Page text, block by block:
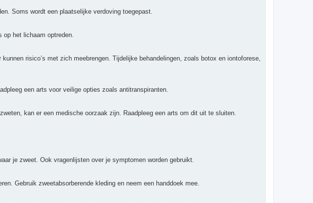
Soms wordt een plaatselijke verdoving toegepast.
op het lichaam optreden.
risico’s met zich meebrengen. Tijdelijke behandelingen, zoals botox en iontoforese,
een arts voor veilige opties zoals antitranspiranten.
kan er een medische oorzaak zijn. Raadpleeg een arts om dit uit te sluiten.
je zweet. Ook vragenlijsten over je symptomen worden gebruikt.
Gebruik zweetabsorberende kleding en neem een handdoek mee.